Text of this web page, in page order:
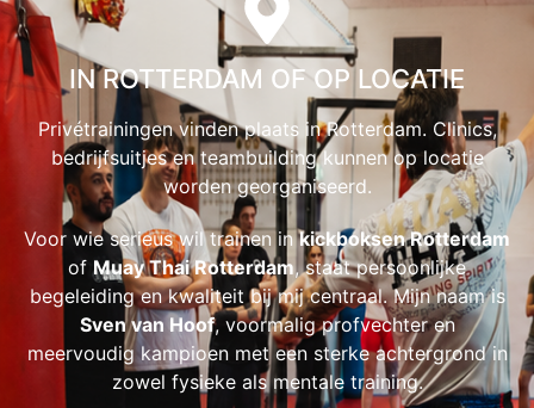
IN ROTTERDAM OF OP LOCATIE
Privétrainingen vinden plaats in Rotterdam. Clinics,
bedrijfsuitjes en teambuilding kunnen op locatie
worden georganiseerd.
Voor wie serieus wil trainen inkickboksen Rotterdam
of Muay Thai Rotterdam, staat persoonlijke
begeleiding en kwaliteit bij mij centraal. Mijn naam is
Sven van Hoof, voormalig profvechter en
meervoudig kampioen met een sterke achtergrond in
zowel fysieke als mentale training.